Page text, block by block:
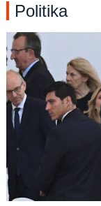
Politika